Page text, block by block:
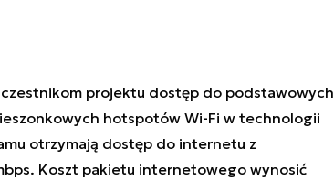
projektu dostęp do podstawowych
hotspotów Wi-Fi w technologii
otrzymają dostęp do internetu z
Koszt pakietu internetowego wynosić